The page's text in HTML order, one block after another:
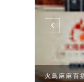
火鳥麻麻百